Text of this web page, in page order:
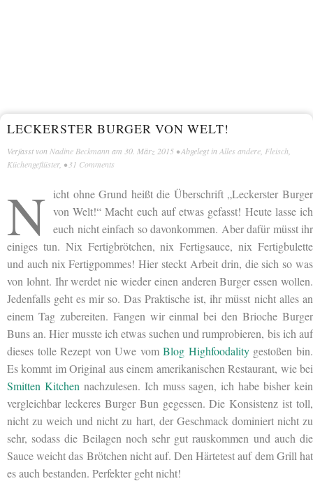
LECKERSTER BURGER VON WELT!
Verfasst von Nadine Beckmann am 30. März 2015 • Abgelegt in Alles andere Fleisch
Küchengeflüster, • 31 Comments
N icht ohne Grund heißt die Überschrift „Leckerster Burger
von Welt!“ Macht euch auf etwas gefasst! Heute lasse ich
euch nicht einfach so davonkommen. Aber dafür müsst ihr
einiges tun. Nix Fertigbrötchen, nix Fertigsauce, nix Fertigbulette
und auch nix Fertigpommes! Hier steckt Arbeit drin, die sich so was
von lohnt. Ihr werdet nie wieder einen anderen Burger essen wollen.
Jedenfalls geht es mir so. Das Praktische ist, ihr müsst nicht alles an
einem Tag zubereiten. Fangen wir einmal bei den Brioche Burger
Buns an. Hier musste ich etwas suchen und rumprobieren, bis ich auf
dieses tolle Rezept von Uwe vomBlog Highfoodalitygestoßen bin.
Es kommt im Original aus einem amerikanischen Restaurant, wie bei
Smitten Kitchen nachzulesen. Ich muss sagen, ich habe bisher kein
vergleichbar leckeres Burger Bun gegessen. Die Konsistenz ist toll,
nicht zu weich und nicht zu hart, der Geschmack dominiert nicht zu
sehr, sodass die Beilagen noch sehr gut rauskommen und auch die
Sauce weicht das Brötchen nicht auf. Den Härtetest auf dem Grill hat
es auch bestanden. Perfekter geht nicht!